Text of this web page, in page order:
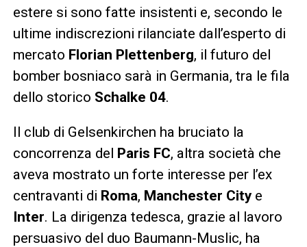
estere si sono fatte insistenti e, secondo le
ultime indiscrezioni rilanciate dall’esperto di
mercato Florian Plettenberg, il futuro del
bomber bosniaco sarà in Germania, tra le fila
dello storico Schalke 04.
Il club di Gelsenkirchen ha bruciato la
concorrenza del Paris FC, altra società che
aveva mostrato un forte interesse per l’ex
centravanti di Roma, Manchester Citye
Inter. La dirigenza tedesca, grazie al lavoro
persuasivo del duo Baumann-Muslic, ha